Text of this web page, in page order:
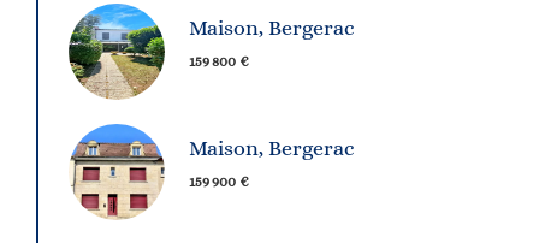
Maison, Bergerac
159 800 €
Maison, Bergerac
159 900 €